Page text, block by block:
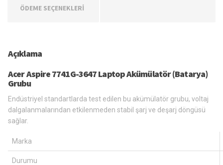
ÖDEME SEÇENEKLERİ
Açıklama
Acer Aspire 7741G-3647 Laptop Akümülatör (Batarya)
Grubu
Endüstriyel standartlarda test edilen bu akümülatör grubu, voltaj
dalgalanmalarından etkilenmeden stabil şarj ve deşarj döngüsü
sağlar.
Marka
Durumu